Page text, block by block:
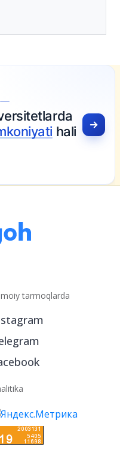
tarmoqlarda